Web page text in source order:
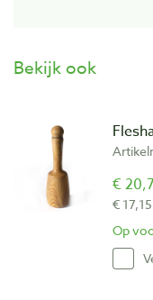
Bekijk ook
€
€
Op